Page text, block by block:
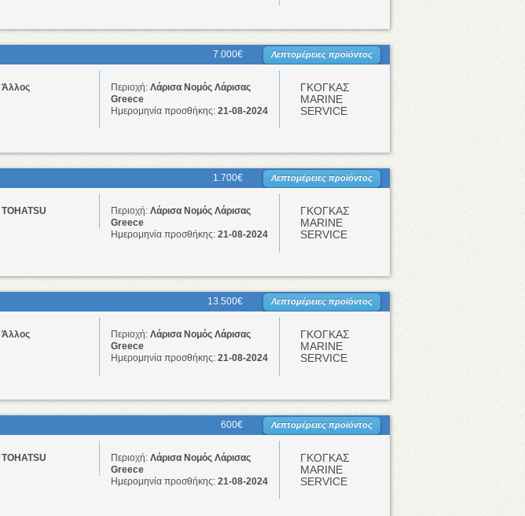
7.000€ Λεπτομέρειες προϊόντος
Άλλος
Περιοχή: Λάρισα Νομός Λάρισας
Greece
Ημερομηνία προσθήκης: 21-08-2024
ΓΚΟΓΚΑΣ
ΜΑRINE
SERVICE
1.700€ Λεπτομέρειες προϊόντος
TOHATSU Περιοχή: Λάρισα Νομός Λάρισας
Greece
Ημερομηνία προσθήκης: 21-08-2024
ΓΚΟΓΚΑΣ
ΜΑRINE
SERVICE
13.500€ Λεπτομέρειες προϊόντος
Άλλος
Περιοχή: Λάρισα Νομός Λάρισας
Greece
Ημερομηνία προσθήκης: 21-08-2024
ΓΚΟΓΚΑΣ
ΜΑRINE
SERVICE
600€ Λεπτομέρειες προϊόντος
TOHATSU Περιοχή: Λάρισα Νομός Λάρισας
Greece
Ημερομηνία προσθήκης: 21-08-2024
ΓΚΟΓΚΑΣ
ΜΑRINE
SERVICE